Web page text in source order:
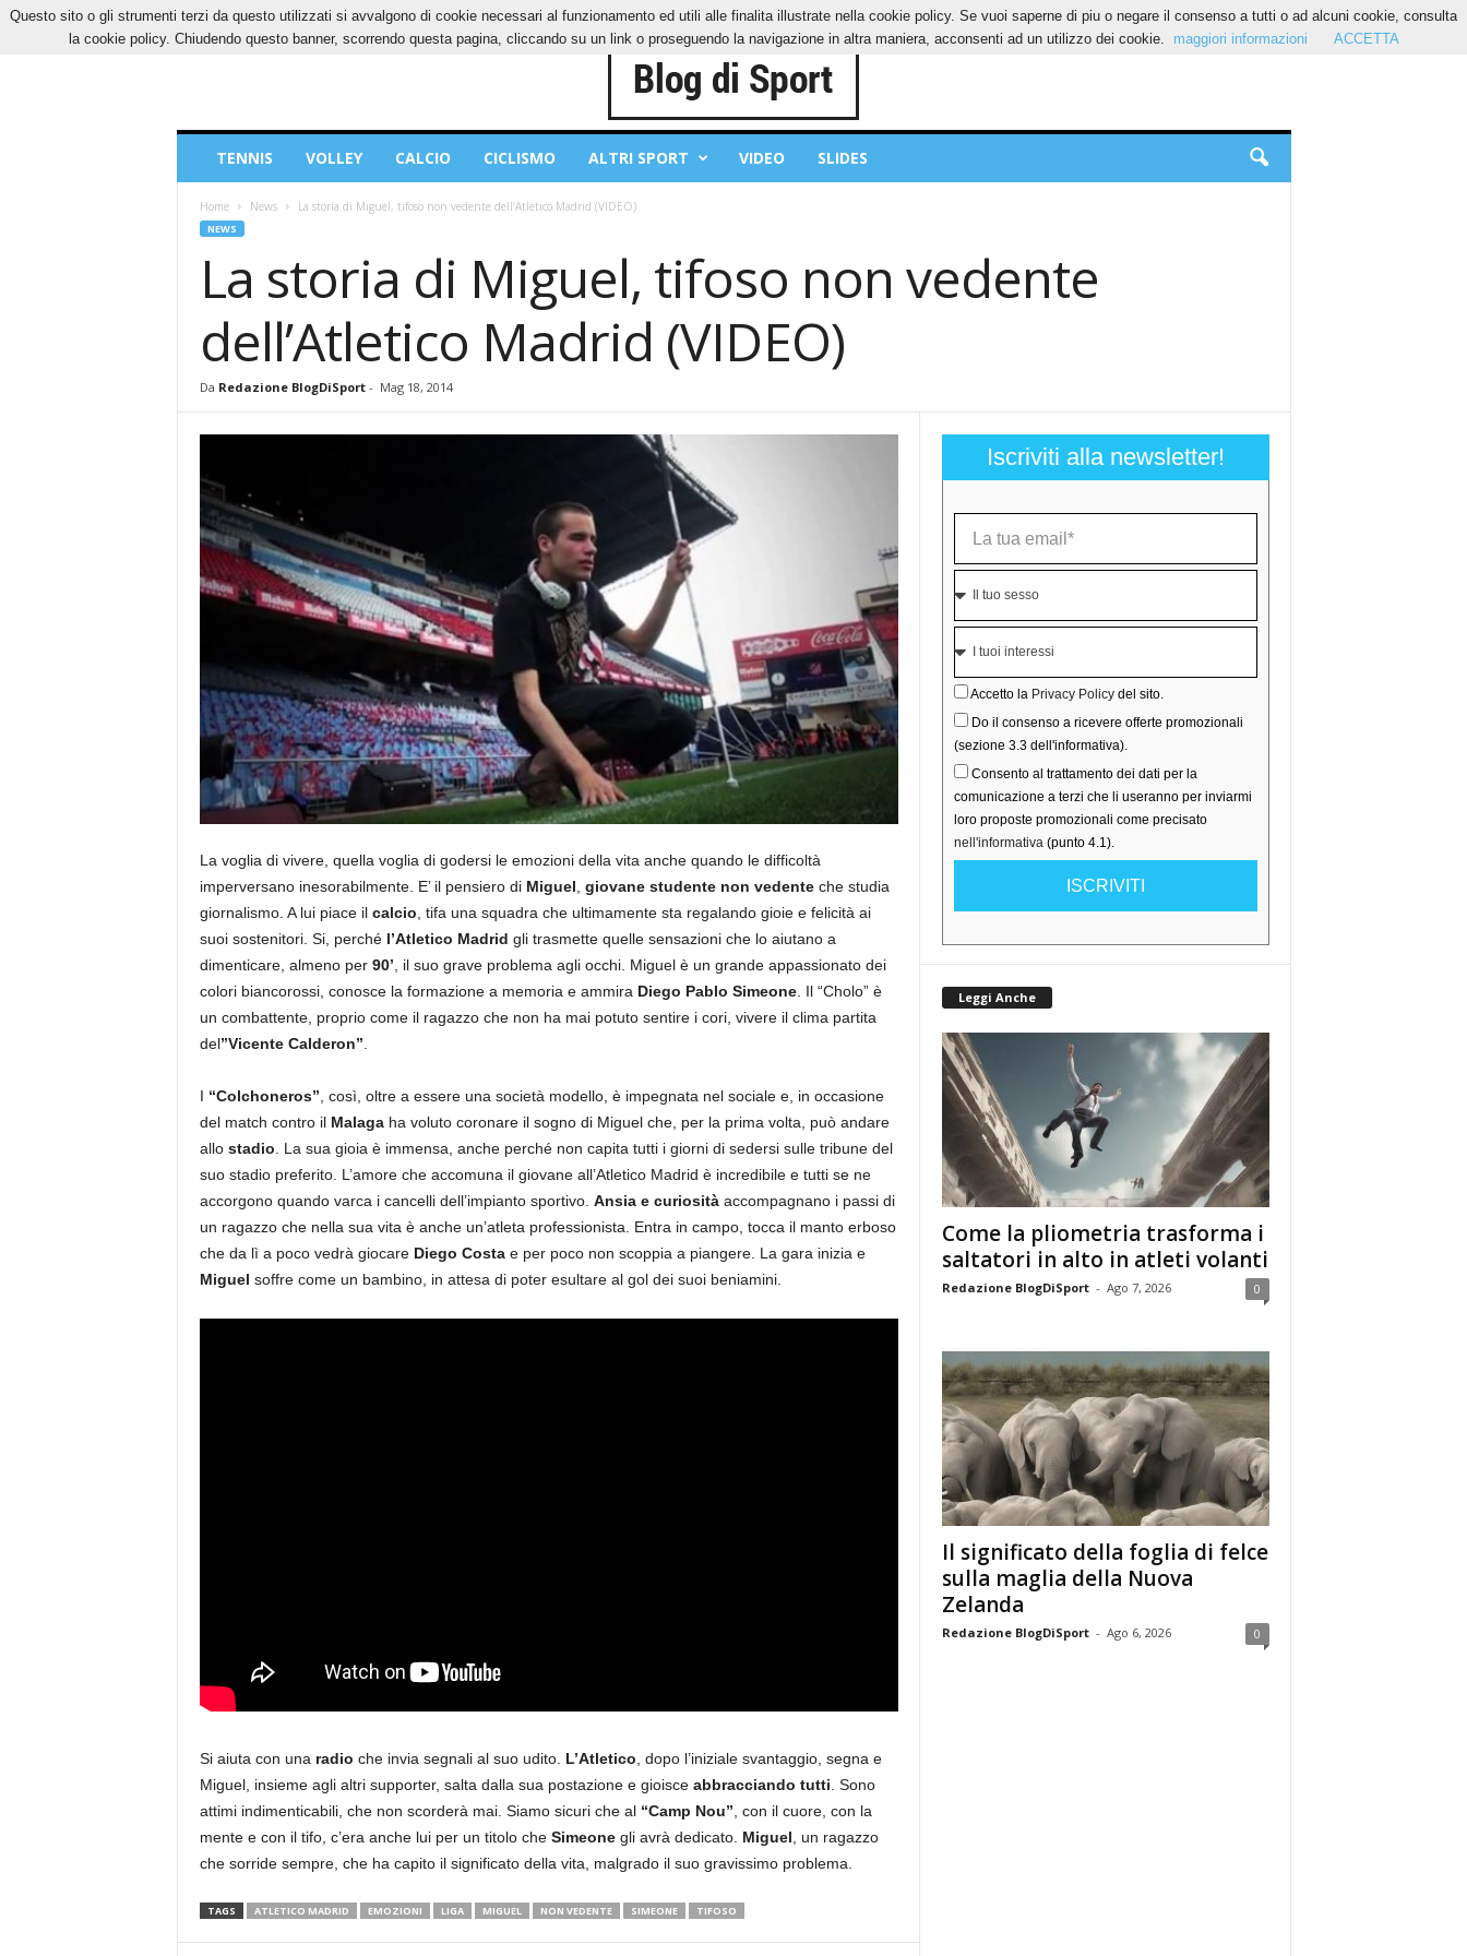
SABATO, 8 AGOSTO 2026 CONTATTI COOKIES PRIVACY POLICY
Sport
TENNIS VOLLEY CALCIO CICLISMO ALTRI SPORT VIDEO SLIDES
Home News La storia di Miguel, tifoso non vedente dell’Atletico Madrid (VIDEO)
NEWS
La storia di Miguel, tifoso non vedente
dell’Atletico Madrid (VIDEO)
Da Redazione BlogDiSport- Mag 18, 2014
La voglia di vivere, quella voglia di godersi le emozioni della vita anche quando le difficoltà
imperversano inesorabilmente. E’ il pensiero di Miguel giovane studente non vedenteche studia
giornalismo. A lui piace il calcio , tifa una squadra che ultimamente sta regalando gioie e felicità ai
suoi sostenitori. Si, perché l’Atletico Madrid gli trasmette quelle sensazioni che lo aiutano a
dimenticare, almeno per 90’ , il suo grave problema agli occhi. Miguel è un grande appassionato dei
colori biancorossi, conosce la formazione a memoria e ammira Diego Pablo Simeone. Il “Cholo” è
un combattente, proprio come il ragazzo che non ha mai potuto sentire i cori, vivere il clima partita
del”Vicente Calderon”
I “Colchoneros” , così, oltre a essere una società modello, è impegnata nel sociale e, in occasione
del match contro il Malagaha voluto coronare il sogno di Miguel che, per la prima volta, può andare
allo stadio . La sua gioia è immensa, anche perché non capita tutti i giorni di sedersi sulle tribune del
suo stadio preferito. L’amore che accomuna il giovane all’Atletico Madrid è incredibile e tutti se ne
accorgono quando varca i cancelli dell’impianto sportivo. Ansia e curiositàaccompagnano i passi di
un ragazzo che nella sua vita è anche un’atleta professionista. Entra in campo, tocca il manto erboso
che da lì a poco vedrà giocare Diego Costa e per poco non scoppia a piangere. La gara inizia e
Miguel soffre come un bambino, in attesa di poter esultare al gol dei suoi beniamini.
Si aiuta con una radio che invia segnali al suo udito. L’Atletico , dopo l’iniziale svantaggio, segna e
Miguel, insieme agli altri supporter, salta dalla sua postazione e gioisce abbracciando tutti . Sono
attimi indimenticabili, che non scorderà mai. Siamo sicuri che al “Camp Nou” , con il cuore, con la
mente e con il tifo, c’era anche lui per un titolo che Simeonegli avrà dedicato. Miguel , un ragazzo
che sorride sempre, che ha capito il significato della vita, malgrado il suo gravissimo problema.
TAGS ATLETICO MADRID EMOZIONI LIGA MIGUEL NON VEDENTE SIMEONE TIFOSO
Iscriviti alla newsletter!
Accetto la Privacy Policydel sito.
Do il consenso a ricevere offerte promozionali
(sezione 3.3 dell'informativa).
Consento al trattamento dei dati per la
comunicazione a terzi che li useranno per inviarmi
loro proposte promozionali come precisato
nell'informativa(punto 4.1).
ISCRIVITI
Leggi Anche
Come la pliometria trasforma i
saltatori in alto in atleti volanti
Redazione BlogDiSport - Ago 7, 2026 0
Il significato della foglia di felce
sulla maglia della Nuova
Zelanda
Redazione BlogDiSport - Ago 6, 2026 0
Questo sito o gli strumenti terzi da questo utilizzati si avvalgono di cookie necessari al funzionamento ed utili alle finalita illustrate nella cookie policy. Se vuoi saperne di piu o negare il consenso a tutti o ad alcuni cookie, consulta
la cookie policy. Chiudendo questo banner, scorrendo questa pagina, cliccando su un link o proseguendo la navigazione in altra maniera, acconsenti ad un utilizzo dei cookie.
maggiori informazioni ACCETTA